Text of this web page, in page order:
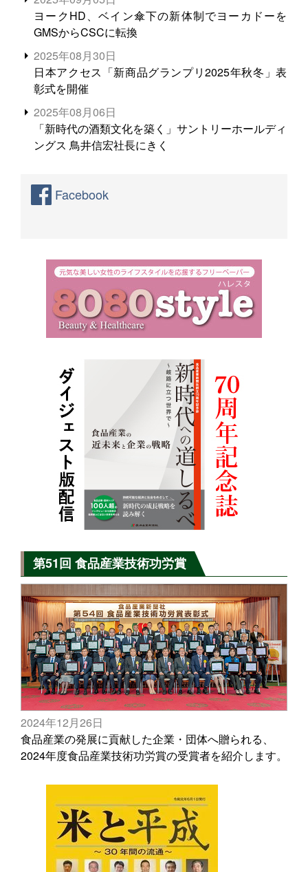
ヨークHD、ベイン傘下の新体制でヨーカドーを
GMSからCSCに転換
2025年08月30日
日本アクセス「新商品グランプリ2025年秋冬」表
彰式を開催
2025年08月06日
「新時代の酒類文化を築く」サントリーホールディ
ングス 鳥井信宏社長にきく
Facebook
第51回 食品産業技術功労賞
2024年12月26日
食品産業の発展に貢献した企業・団体へ贈られる、
2024年度食品産業技術功労賞の受賞者を紹介します。